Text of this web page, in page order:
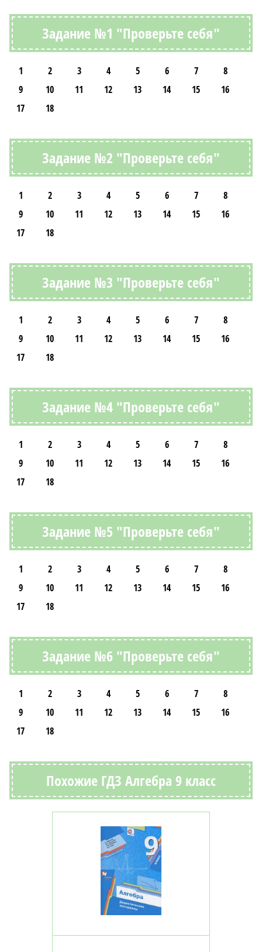
Задание №1 "Проверьте себя"
1 2 3 4 5 6 7
8
9
10 11 12 13 14 15
16
17
18
Задание №2 "Проверьте себя"
1 2 3 4 5 6 7
8
9
10 11 12 13 14 15
16
17
18
Задание №3 "Проверьте себя"
1 2 3 4 5 6 7
8
9
10 11 12 13 14 15
16
17
18
Задание №4 "Проверьте себя"
1 2 3 4 5 6 7
8
9
10 11 12 13 14 15
16
17
18
Задание №5 "Проверьте себя"
1 2 3 4 5 6 7
8
9
10 11 12 13 14 15
16
17
18
Задание №6 "Проверьте себя"
1 2 3 4 5 6 7
8
9
10 11 12 13 14 15
16
17
18
Похожие ГДЗ Алгебра 9 класс